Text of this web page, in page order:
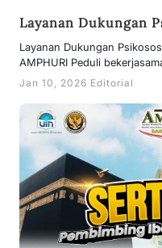
Layanan Dukungan
Layanan Dukungan
AMPHURI Peduli
Jan 10, 2026 Editorial